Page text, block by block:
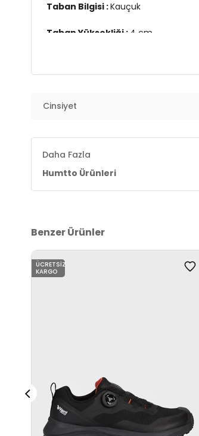
Taban Bilgisi :Kauçuk
Taban Yüksekliği : 4 cm
3DY1679860714A.449
Cinsiyet
Daha Fazla
Humtto Ürünleri
Benzer Ürünler
ÜCRETSIZ
KARGO